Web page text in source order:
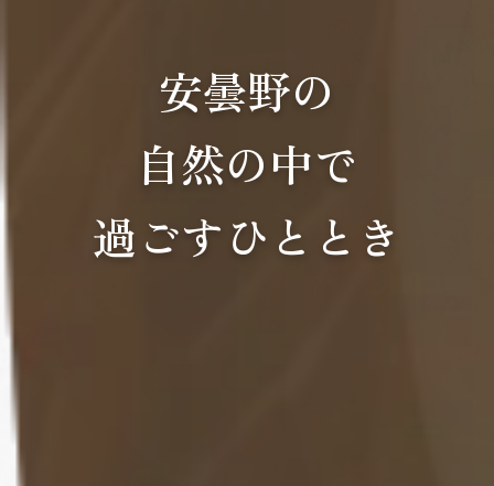
安曇野の
自然の中で
過ごすひととき